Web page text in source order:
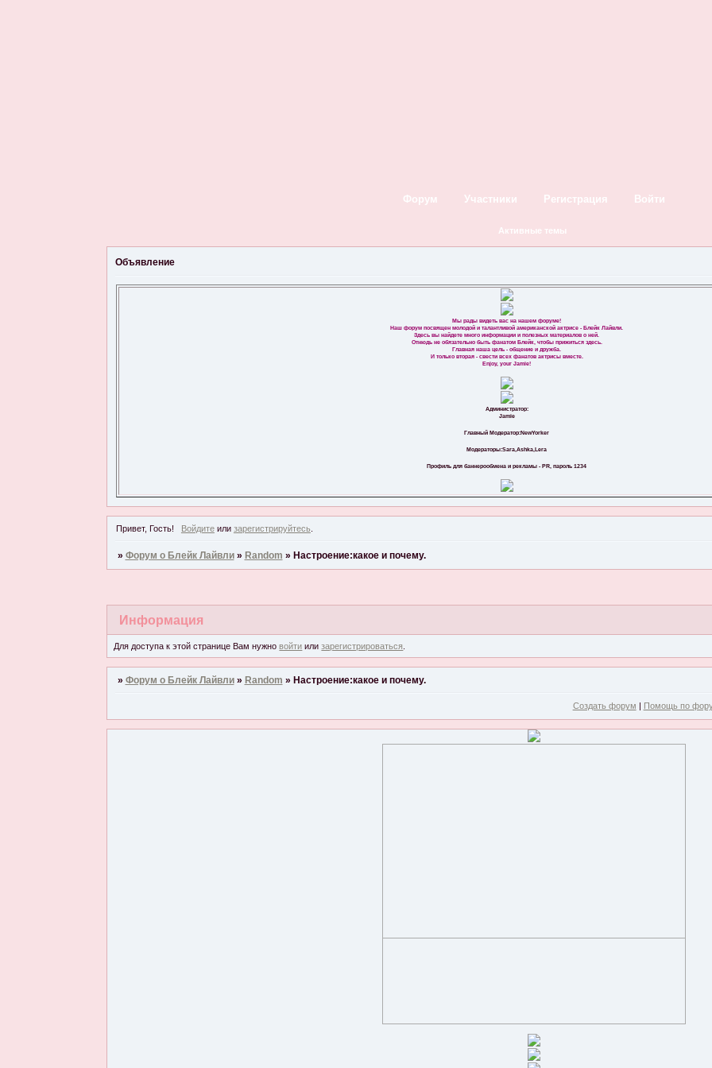
Форум Участники Регистрация Войти
Активные темы
Объявление
Мы рады видеть вас на нашем форуме!
Наш форум посвящен молодой и талантливой американской актрисе - Блейк Лайвли.
Здесь вы найдете много информации и полезных материалов о ней.
Отнюдь не обязательно быть фанатом Блейк, чтобы прижиться здесь.
Главная наша цель - общение и дружба.
И только вторая - свести всех фанатов актрисы вместе.
Enjoy, your Jamie!
Администратор:
Jamie
Главный Модератор:NewYorker
Модераторы:Sara,Ashka,Lera
Профиль для баннерообмена и рекламы - PR, пароль 1234
Привет, Гость! Войдитеили зарегистрируйтесь.
» Форум о Блейк Лайвли » Random » Настроение:какое и почему.
Информация
Для доступа к этой странице Вам нужновойти илизарегистрироваться
» Форум о Блейк Лайвли » Random » Настроение:какое и почему.
Создать форум | Помощь по